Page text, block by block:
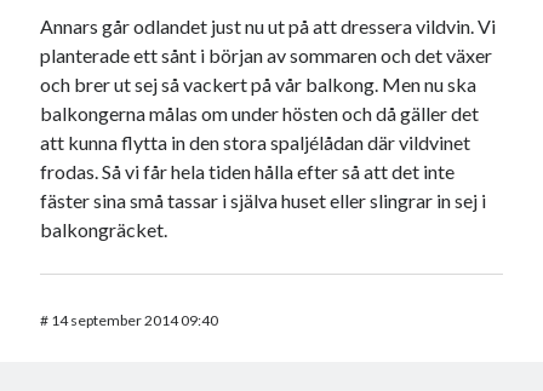
Annars går odlandet just nu ut på att dressera vildvin. Vi
planterade ett sånt i början av sommaren och det växer
och brer ut sej så vackert på vår balkong. Men nu ska
balkongerna målas om under hösten och då gäller det
att kunna flytta in den stora spaljélådan där vildvinet
frodas. Så vi får hela tiden hålla efter så att det inte
fäster sina små tassar i själva huset eller slingrar in sej i
balkongräcket.
# 14 september 2014 09:40